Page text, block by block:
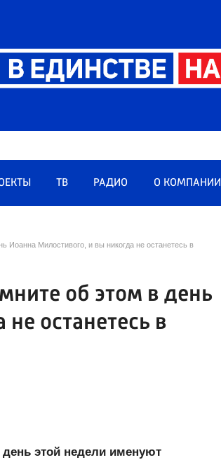
ТВ РАДИО О КОМПАНИИ
Милостивого, и вы никогда не останетесь в
об этом в день
останетесь в
день этой недели именуют